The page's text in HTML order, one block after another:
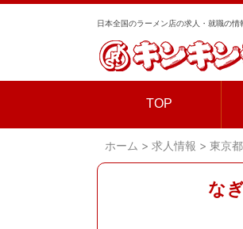
日本全国のラーメン店の求人・就職の情
TOP
ホーム > 求人情報 > 東京都
な